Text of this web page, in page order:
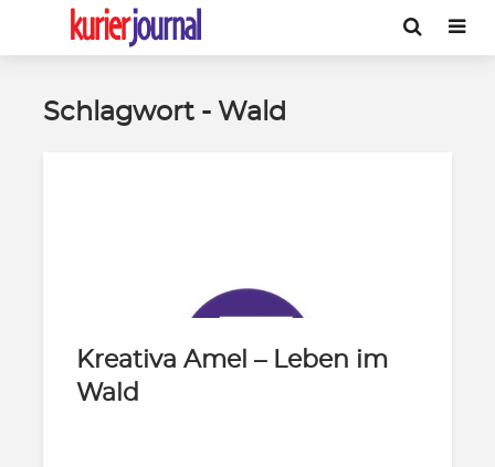
Schlagwort - Wald
Kreativa Amel – Leben im
Wald